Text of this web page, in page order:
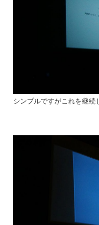
シンプルですがこれを継続